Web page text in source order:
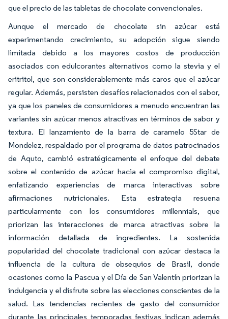
que el precio de las tabletas de chocolate convencionales.
Aunque el mercado de chocolate sin azúcar está
experimentando crecimiento, su adopción sigue siendo
limitada debido a los mayores costos de producción
asociados con edulcorantes alternativos como la stevia y el
eritritol, que son considerablemente más caros que el azúcar
regular. Además, persisten desafíos relacionados con el sabor,
ya que los paneles de consumidores a menudo encuentran las
variantes sin azúcar menos atractivas en términos de sabor y
textura. El lanzamiento de la barra de caramelo 5Star de
Mondelez, respaldado por el programa de datos patrocinados
de Aquto, cambió estratégicamente el enfoque del debate
sobre el contenido de azúcar hacia el compromiso digital,
enfatizando experiencias de marca interactivas sobre
afirmaciones nutricionales. Esta estrategia resuena
particularmente con los consumidores millennials, que
priorizan las interacciones de marca atractivas sobre la
información detallada de ingredientes. La sostenida
popularidad del chocolate tradicional con azúcar destaca la
influencia de la cultura de obsequios de Brasil, donde
ocasiones como la Pascua y el Día de San Valentín priorizan la
indulgencia y el disfrute sobre las elecciones conscientes de la
salud. Las tendencias recientes de gasto del consumidor
durante las principales temporadas festivas indican además